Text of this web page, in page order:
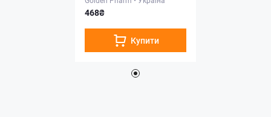
468₴
Купити